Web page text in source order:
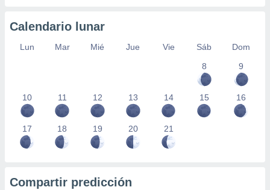
Calendario lunar
Lun Mar Mié Jue Vie Sáb
Dom
8
9
10 11 12 13 14 15 16
17 18 19 20 21
Compartir predicción